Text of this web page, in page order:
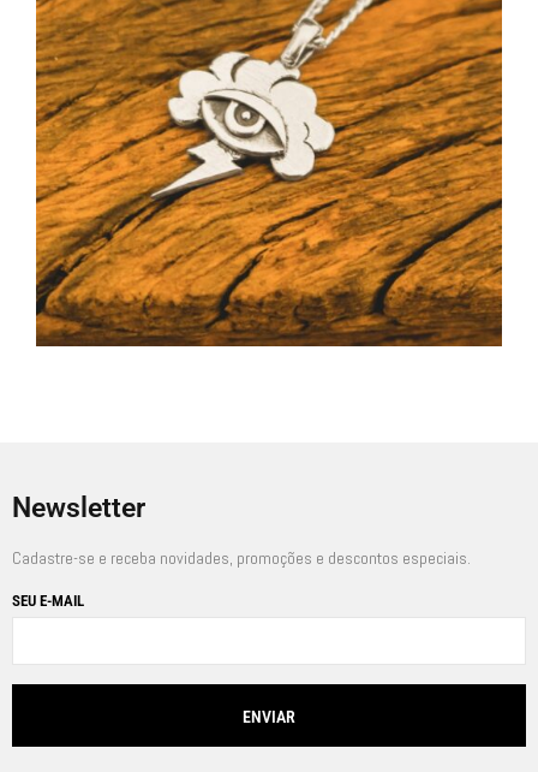
Newsletter
Cadastre-se e receba novidades, promoções e descontos especiais.
SEU E-MAIL